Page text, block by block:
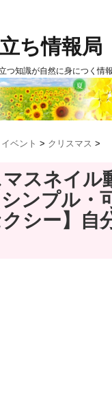
ち情報局
つ知識が自然に身につく情
ベント > クリスマス >
スネイル
ンプル・
シー】自